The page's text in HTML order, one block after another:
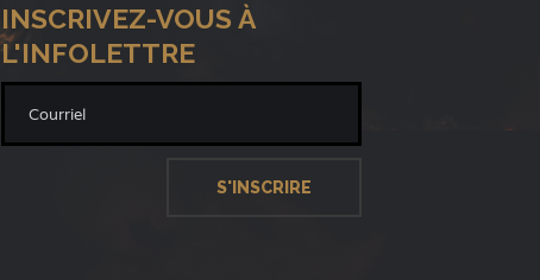
INSCRIVEZ-VOUS À
L'INFOLETTRE